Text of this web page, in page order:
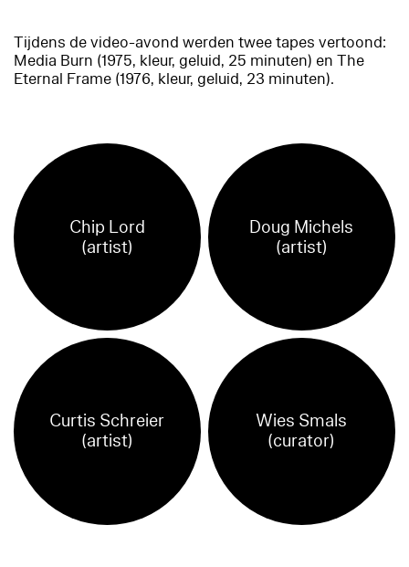
Tijdens de video-avond werden twee tapes vertoond:
Media Burn (1975, kleur, geluid, 25 minuten) en The
Eternal Frame (1976, kleur, geluid, 23 minuten).
Chip Lord
(artist)
Doug Michels
(artist)
Curtis Schreier
(artist)
Wies Smals
(curator)